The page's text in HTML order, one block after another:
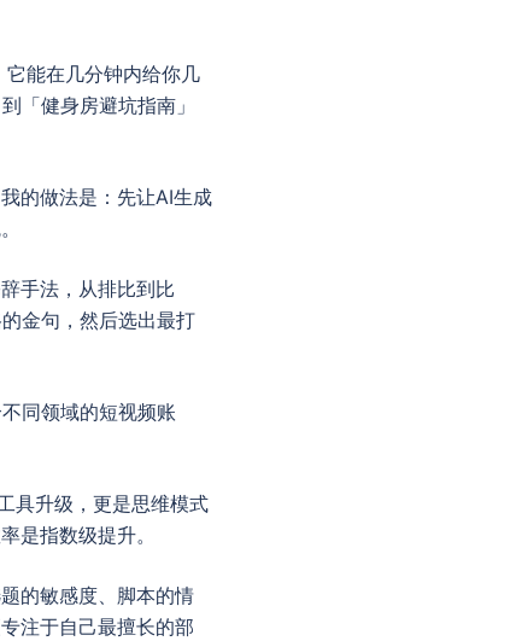
能在几分钟内给你几
「健身房避坑指南」
的做法是：先让AI生成
手法，从排比到比
金句，然后选出最打
同领域的短视频账
具升级，更是思维模式
是指数级提升。
的敏感度、脚本的情
注于自己最擅长的部